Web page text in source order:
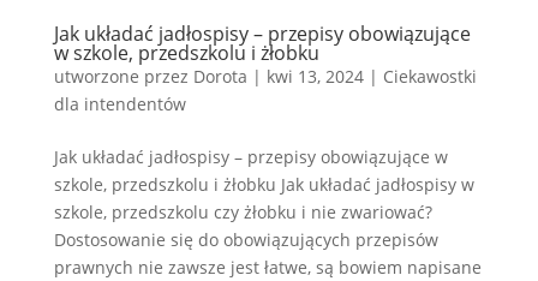
Jak układać jadłospisy – przepisy obowiązujące
w szkole, przedszkolu i żłobku
utworzone przez Dorota | kwi 13, 2024| Ciekawostki
dla intendentów
Jak układać jadłospisy – przepisy obowiązujące w
szkole, przedszkolu i żłobku Jak układać jadłospisy w
szkole, przedszkolu czy żłobku i nie zwariować?
Dostosowanie się do obowiązujących przepisów
prawnych nie zawsze jest łatwe, są bowiem napisane